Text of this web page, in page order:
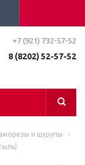
+7 (921) 732-57-52
8 (8202) 52-57-52
и шурупы
-